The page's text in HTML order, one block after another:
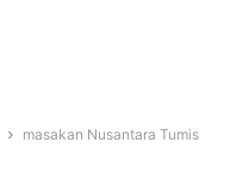
masakan Nusantara Tumis